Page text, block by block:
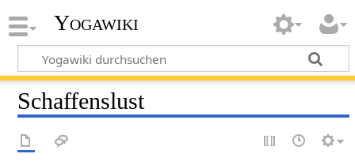
Yogawiki
Schaffenslust